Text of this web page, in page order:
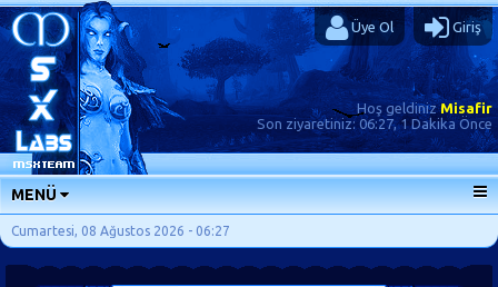
Üye Ol Giriş
Hoş geldinizMisafir
Son ziyaretiniz: 06:27, 1 Dakika Önce
MENÜ
ANA SAYFA
FORUMLAR
Cumartesi, 08 Ağustos 2026 - 06:27